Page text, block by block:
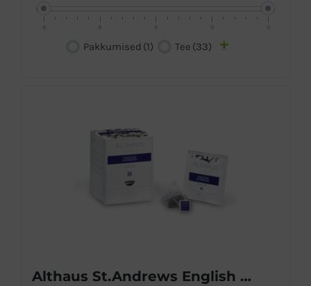
8 8
Pakkumised (1) Tee (33)
Althaus St.Andrews English Breakfast must tee